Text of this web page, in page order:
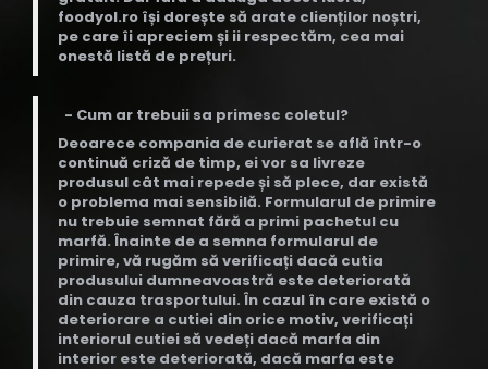
foodyol.ro își dorește să arate clienților noștri,
pe care îi apreciem și ii respectăm, cea mai
onestă listă de prețuri.
- Cum ar trebuii sa primesc coletul?
Deoarece compania de curierat se află într-o
continuă criză de timp, ei vor sa livreze
produsul cât mai repede și să plece, dar există
o problema mai sensibilă. Formularul de primire
nu trebuie semnat fără a primi pachetul cu
marfă. Înainte de a semna formularul de
primire, vă rugăm să verificați dacă cutia
produsului dumneavoastră este deteriorată
din cauza trasportului. În cazul în care există o
deteriorare a cutiei din orice motiv, verificați
interiorul cutiei să vedeți dacă marfa din
interior este deteriorată, dacă marfa este